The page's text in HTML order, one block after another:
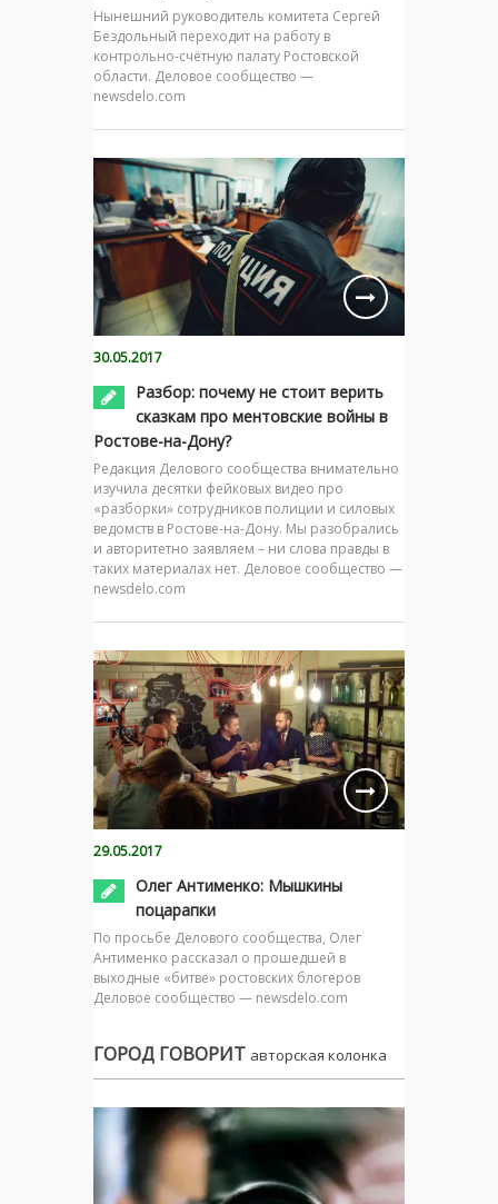
Нынешний руководитель комитета Сергей
Бездольный переходит на работу в
контрольно-счётную палату Ростовской
области. Деловое сообщество —
newsdelo.com
30.05.2017
Разбор: почему не стоит верить
сказкам про ментовские войны в
Ростове-на-Дону?
Редакция Делового сообщества внимательно
изучила десятки фейковых видео про
«разборки» сотрудников полиции и силовых
ведомств в Ростове-на-Дону. Мы разобрались
и авторитетно заявляем – ни слова правды в
таких материалах нет. Деловое сообщество —
newsdelo.com
29.05.2017
Олег Антименко: Мышкины
поцарапки
По просьбе Делового сообщества, Олег
Антименко рассказал о прошедшей в
выходные «битве» ростовских блогеров
Деловое сообщество — newsdelo.com
ГОРОД ГОВОРИТ авторская колонка